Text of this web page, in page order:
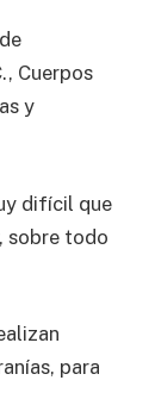
Cuerpos
y
difícil que
sobre todo
para